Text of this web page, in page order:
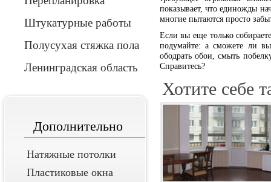
Штукатурные работы
Полусухая стяжка пола
Ленинградская область
Дополнительно
Натяжные потолки
Пластиковые окна
показывает, что единожды
многие пытаются просто
Если вы еще только
подумайте: а сможете ли вы
ободрать обои, смыть
Справитесь?
Хотите себе